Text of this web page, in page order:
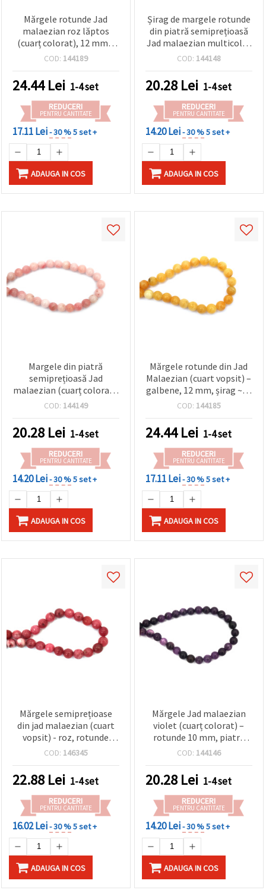
Mărgele rotunde Jad
malaezian roz lăptos
(cuarț colorat), 12 mm –
șirag aprox. 31 buc., pietre
bijuterii handmade,
brățări, coliere și proiecte
DIY
COD: 144189
24.44Lei 1-4 set
REDUCERI
PENTRU CANTITATE
17.11 Lei- 30 %5 set +
ADAUGA IN COS
Șirag de margele rotunde
din piatră semiprețioasă
Jad malaezian multicolor
/ cuart colorat, 10 mm,
pentru confecționat
bijuterii
COD: 144148
20.28 Lei 1-4 set
REDUCERI
PENTRU CANTITATE
14.20 Lei- 30 %5 set +
ADAUGA IN COS
Margele din piatră
semiprețioasă Jad
malaezian (cuarț colorat),
roz lăptos, rotunde 10
COD: 144149
20.28 Lei 1-4 set
REDUCERI
PENTRU CANTITATE
14.20 Lei- 30 %5 set +
ADAUGA IN COS
Mărgele rotunde din Jad
Malaezian (cuart vopsit) –
galbene, 12 mm, șirag ~33
buc. | Mărgele din pietre
confecționare bijuterii
handmade (DIY), brățări și
coliere
COD: 144185
24.44Lei 1-4 set
REDUCERI
PENTRU CANTITATE
17.11 Lei- 30 %5 set +
ADAUGA IN COS
Mărgele semiprețioase
din jad malaezian (cuart
vopsit) - roz, rotunde
fațetate 12 mm, șirag
brățări, coliere, cercei și
bijuterii DIY
COD: 146345
22.88 Lei 1-4 set
REDUCERI
PENTRU CANTITATE
16.02 Lei- 30 %5 set +
ADAUGA IN COS
Mărgele Jad malaezian
violet (cuarț colorat) –
rotunde 10 mm, piatră
semiprețioasă, 1 șirag ~38
bijuterii handmade/DIY,
brățări și coliere
COD: 144146
20.28 Lei 1-4 set
REDUCERI
PENTRU CANTITATE
14.20 Lei- 30 %5 set +
ADAUGA IN COS